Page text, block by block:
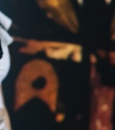
kattintva. Adataidat az
a honlapunkon